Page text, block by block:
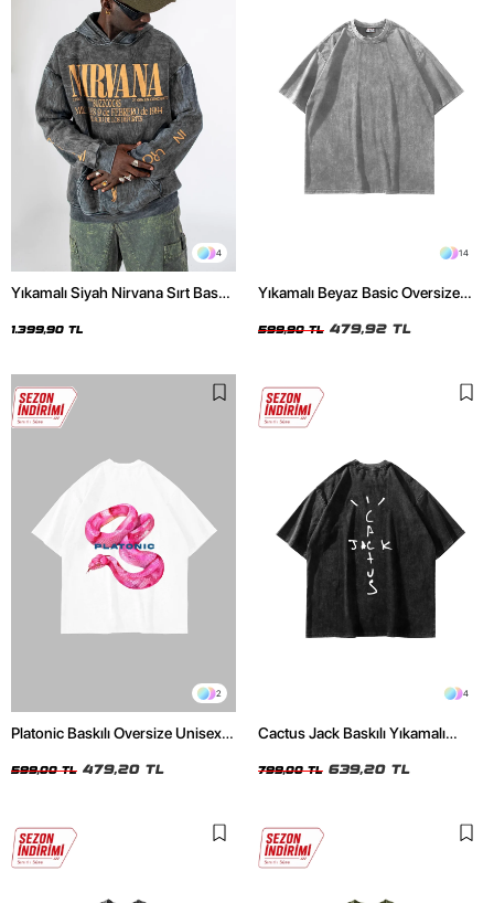
4
Yıkamalı Siyah Nirvana Sırt Baskılı
1.399,90 TL
14
Yıkamalı Beyaz Basic Oversize
599,90 TL 479,92 TL
2
Platonic Baskılı Oversize Unisex
599,00 TL 479,20 TL
4
Cactus Jack Baskılı Yıkamalı
799,00 TL 639,20 TL